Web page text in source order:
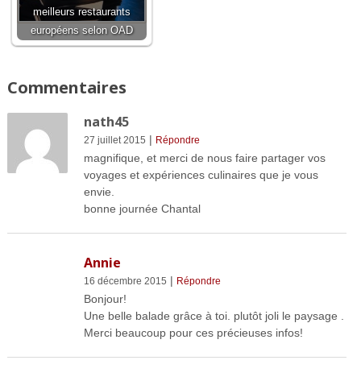
meilleurs restaurants
européens selon OAD
Commentaires
nath45
27 juillet 2015 | Répondre
magnifique, et merci de nous faire partager vos
voyages et expériences culinaires que je vous
envie.
bonne journée Chantal
Annie
16 décembre 2015 | Répondre
Bonjour!
Une belle balade grâce à toi. plutôt joli le paysage .
Merci beaucoup pour ces précieuses infos!